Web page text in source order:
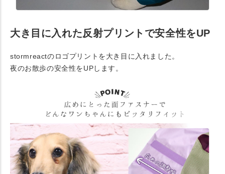
大き目に入れた反射プリントで安全性をUP
stormreactのロゴプリントを大き目に入れました。
夜のお散歩の安全性をUPします。